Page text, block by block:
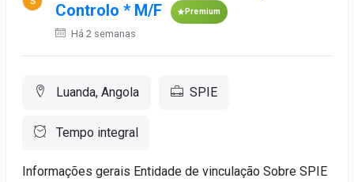
Controlo * M/F
Premium
Há 2 semanas
Luanda, Angola SPIE
Tempo integral
Informações gerais Entidade de vinculação Sobre SPIE